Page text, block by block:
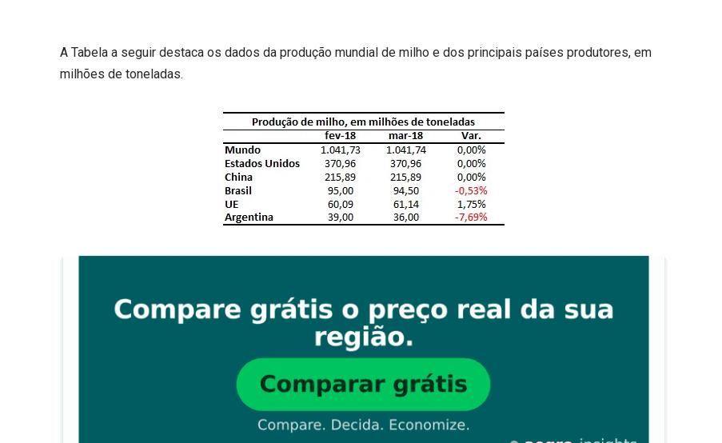
A Tabela a seguir destaca os dados da produção mundial de milho e dos principais países produtores, em
milhões de toneladas.